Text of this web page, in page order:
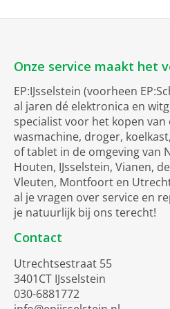
Onze service maakt het
EP:IJsselstein (voorheen
al jaren dé elektronica en
specialist voor het kopen van
wasmachine, droger,
of tablet in de omgeving van
Houten, IJsselstein, Vianen,
Vleuten, Montfoort en
al je vragen over service en
je natuurlijk bij ons terecht!
Contact
Utrechtsestraat 55
3401CT IJsselstein
030-6881772